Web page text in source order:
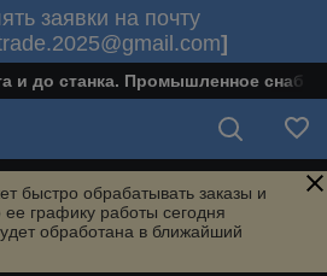
заявки на почту
]
и до станка. Промышленное
быстро обрабатывать заказы и
графику работы сегодня
обработана в ближайший